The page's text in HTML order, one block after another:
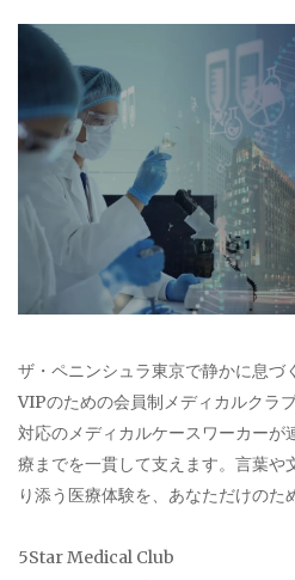
ザ・ペニンシュラ東京で静かに息づ
VIPのための会員制メディカルクラ
対応のメディカルケースワーカーが
療までを一貫して支えます。言葉や
り添う医療体験を、あなただけのた
5Star Medical Club